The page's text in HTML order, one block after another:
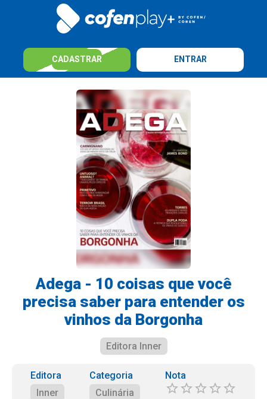
CADASTRAR ENTRAR
Adega - 10 coisas que você
precisa saber para entender os
vinhos da Borgonha
Editora Inner
Editora
Inner
Categoria
Culinária
Nota